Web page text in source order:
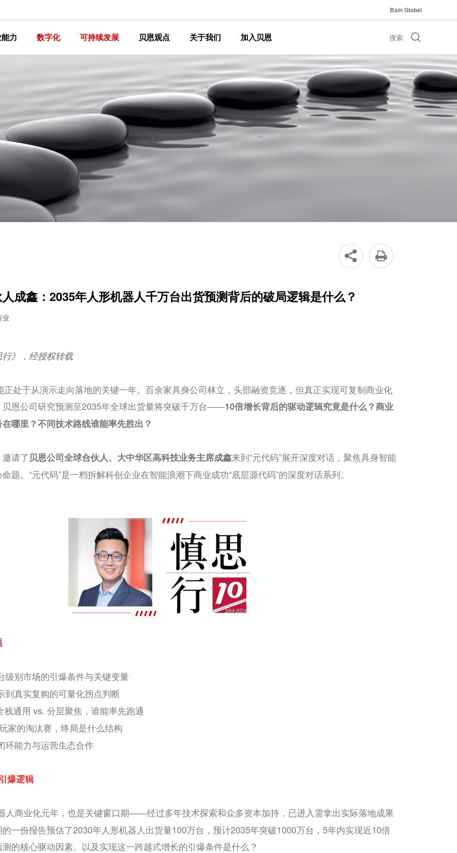
Bain Global
力 数字化 可持续发展 贝恩观点 关于我们 加入贝恩 搜索
 
成鑫：2035年人形机器人千万台出货预测背后的破局逻辑是什么？
业
》，经授权转载
正处于从演示走向落地的关键一年。百余家具身公司林立，头部融资竞逐，但真正实现可复制商业化
贝恩公司研究预测至2035年全球出货量将突破千万台——10倍增长背后的驱动逻辑究竟是什么？商业
哪里？不同技术路线谁能率先胜出？
请了贝恩公司全球合伙人、大中华区高科技业务主席成鑫来到“元代码”展开深度对话，聚焦具身智能
题。“元代码”是一档拆解科创企业在智能浪潮下商业成功“底层源代码”的深度对话系列。
级别市场的引爆条件与关键变量
到真实复购的可量化拐点判断
栈通用 vs. 分层聚焦，谁能率先跑通
家的淘汰赛，终局是什么结构
环能力与运营生态合作
爆逻辑
人商业化元年，也是关键窗口期——经过多年技术探索和众多资本加持，已进入需拿出实际落地成果
一份报告预估了2030年人形机器人出货量100万台，预计2035年突破1000万台，5年内实现近10倍
的核心驱动因素、以及实现这一跨越式增长的引爆条件是什么？